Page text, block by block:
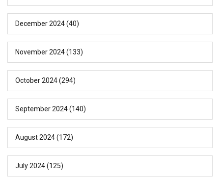
December 2024(40)
November 2024(133)
October 2024(294)
September 2024(140)
August 2024(172)
July 2024(125)